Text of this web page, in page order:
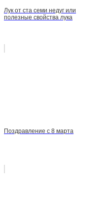
Лук от ста семи недуг или
полезные свойства лука
Поздравление с 8 марта